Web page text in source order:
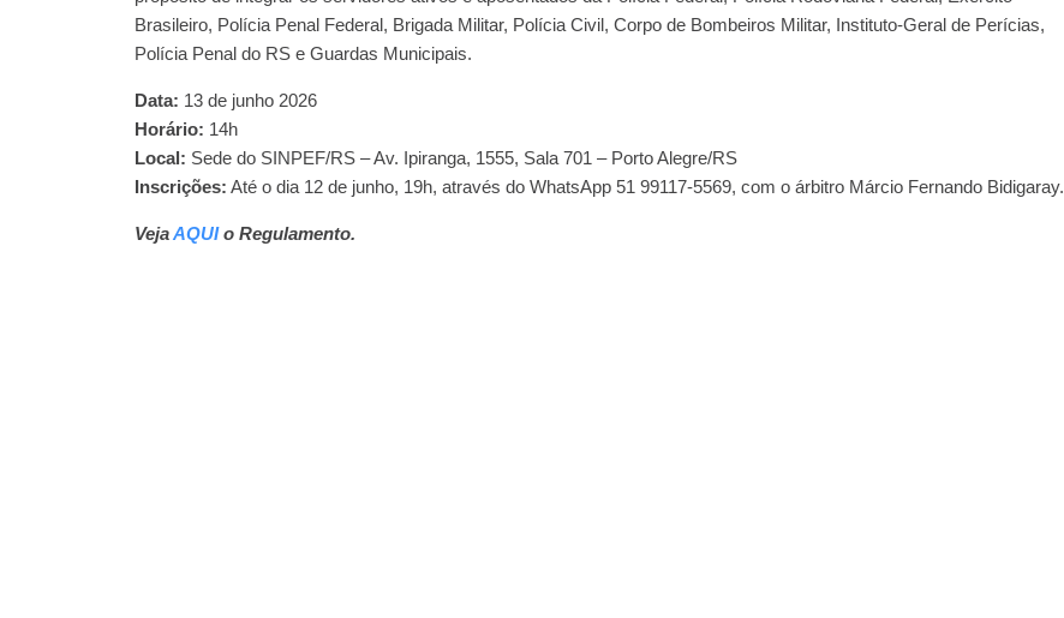
Brasileiro, Polícia Penal Federal, Brigada Militar, Polícia Civil, Corpo de Bombeiros Militar, Instituto-Geral de Perícias,
Polícia Penal do RS e Guardas Municipais.
Data: 13 de junho 2026
Horário: 14h
Local: Sede do SINPEF/RS – Av. Ipiranga, 1555, Sala 701 – Porto Alegre/RS
Inscrições: Até o dia 12 de junho, 19h, através do WhatsApp 51 99117-5569, com o árbitro Márcio Fernando Bidigaray.
VejaAQUIo Regulamento.